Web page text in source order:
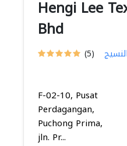
Hengi Lee
Bhd
(5)
F-02-10, Pusat
Perdagangan,
Puchong Prima,
jln. Pr...